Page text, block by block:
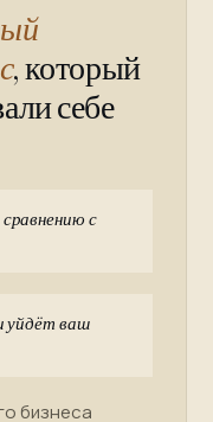
, который
себе
с
уйдёт ваш
бизнеса